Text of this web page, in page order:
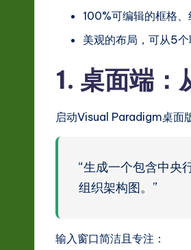
100%可编辑的框格
美观的布局，可从5
1. 桌面端：
启动Visual Paradigm桌面
“生成一个包含中央
组织架构图。”
输入窗口简洁且专注：